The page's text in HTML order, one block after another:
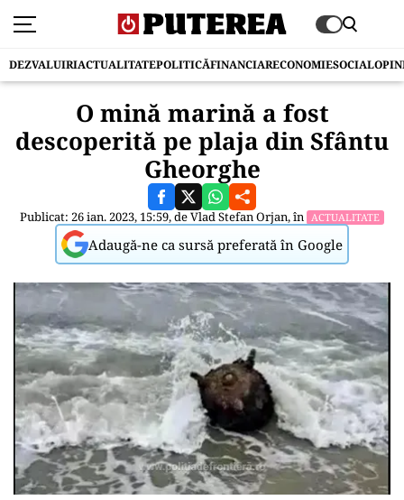
DEZVALUIRIACTUALITATEPOLITICĂFINANCIARECONOMIESOCIAL
O mină marină a fost
descoperită pe plaja din Sfântu
Gheorghe
Publicat: 26 ian. 2023, 15:59, deVlad Stefan Orjan, în ACTUALITATE
Adaugă-ne ca sursă preferată în Google